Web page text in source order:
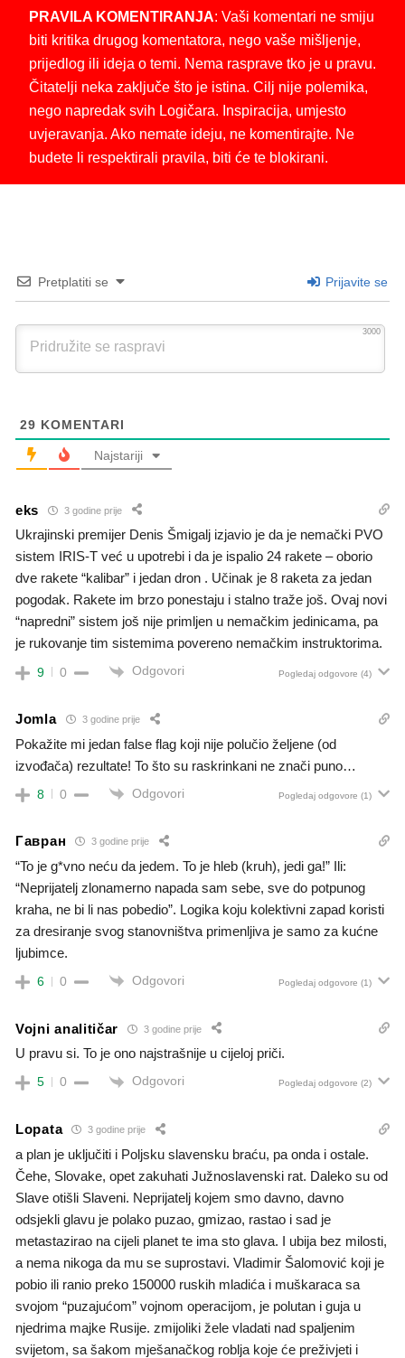
PRAVILA KOMENTIRANJA: Vaši komentari ne smiju
biti kritika drugog komentatora, nego vaše mišljenje,
prijedlog ili ideja o temi. Nema rasprave tko je u pravu.
Čitatelji neka zaključe što je istina. Cilj nije polemika,
nego napredak svih Logičara. Inspiracija, umjesto
uvjeravanja. Ako nemate ideju, ne komentirajte. Ne
budete li respektirali pravila, biti će te blokirani.
Pretplatiti se Prijavite se
3000
29 KOMENTARI
Najstariji
eks 3 godine prije
Ukrajinski premijer Denis Šmigalj izjavio je da je nemački PVO
sistem IRIS-T već u upotrebi i da je ispalio 24 rakete – oborio
dve rakete “kalibar” i jedan dron . Učinak je 8 raketa za jedan
pogodak. Rakete im brzo ponestaju i stalno traže još. Ovaj novi
“napredni” sistem još nije primljen u nemačkim jedinicama, pa
je rukovanje tim sistemima povereno nemačkim instruktorima.
9 0 Odgovori Pogledaj odgovore (4)
Jomla 3 godine prije
Pokažite mi jedan false flag koji nije polučio željene (od
izvođača) rezultate! To što su raskrinkani ne znači puno…
8 0 Odgovori Pogledaj odgovore (1)
Гавран 3 godine prije
“To je g*vno neću da jedem. To je hleb (kruh), jedi ga!” Ili:
“Neprijatelj zlonamerno napada sam sebe, sve do potpunog
kraha, ne bi li nas pobedio”. Logika koju kolektivni zapad koristi
za dresiranje svog stanovništva primenljiva је samo za kućne
ljubimce.
6 0 Odgovori Pogledaj odgovore (1)
Vojni analitičar 3 godine prije
U pravu si. To je ono najstrašnije u cijeloj priči.
5 0 Odgovori Pogledaj odgovore (2)
Lopata 3 godine prije
a plan je uključiti i Poljsku slavensku braću, pa onda i ostale.
Čehe, Slovake, opet zakuhati Južnoslavenski rat. Daleko su od
Slave otišli Slaveni. Neprijatelj kojem smo davno, davno
odsjekli glavu je polako puzao, gmizao, rastao i sad je
metastazirao na cijeli planet te ima sto glava. I ubija bez milosti,
a nema nikoga da mu se suprostavi. Vladimir Šalomović koji je
pobio ili ranio preko 150000 ruskih mladića i muškaraca sa
svojom “puzajućom” vojnom operacijom, je polutan i guja u
njedrima majke Rusije. zmijoliki žele vladati nad spaljenim
svijetom, sa šakom mješanačkog roblja koje će preživjeti i